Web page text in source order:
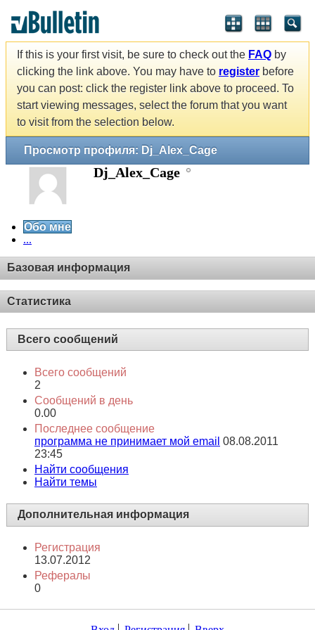
If this is your first visit, be sure to check out the FAQ by
clicking the link above. You may have to register before
you can post: click the register link above to proceed. To
start viewing messages, select the forum that you want
to visit from the selection below.
Просмотр профиля: Dj_Alex_Cage
Dj_Alex_Cage
Обо мне
...
Базовая информация
Статистика
Всего сообщений
Всего сообщений
2
Сообщений в день
0.00
Последнее сообщение
программа не принимает мой email 08.08.2011
23:45
Найти сообщения
Найти темы
Дополнительная информация
Регистрация
13.07.2012
Рефералы
0